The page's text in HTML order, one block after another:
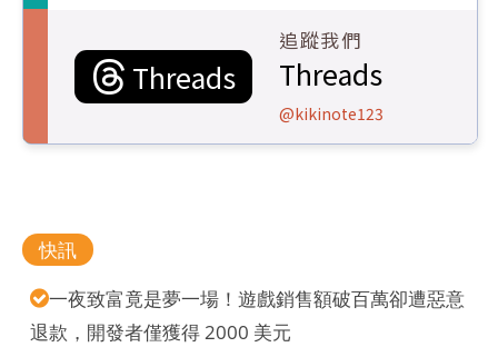
Threads
追蹤我們
Threads
@kikinote123
快訊
一夜致富竟是夢一場！遊戲銷售額破百萬卻遭惡意
退款，開發者僅獲得 2000 美元